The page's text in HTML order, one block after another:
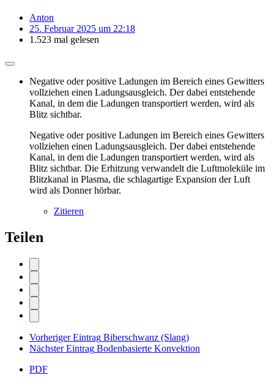
Anton
25. Februar 2025 um 22:18
1.523 mal gelesen
Negative oder positive Ladungen im Bereich eines Gewitters
vollziehen einen Ladungsausgleich. Der dabei entstehende
Kanal, in dem die Ladungen transportiert werden, wird als
Blitz sichtbar.
Negative oder positive Ladungen im Bereich eines Gewitters
vollziehen einen Ladungsausgleich. Der dabei entstehende
Kanal, in dem die Ladungen transportiert werden, wird als
Blitz sichtbar. Die Erhitzung verwandelt die Luftmoleküle im
Blitzkanal in Plasma, die schlagartige Expansion der Luft
wird als Donner hörbar.
Zitieren
Teilen
Vorheriger Eintrag Biberschwanz (Slang)
Nächster Eintrag Bodenbasierte Konvektion
PDF